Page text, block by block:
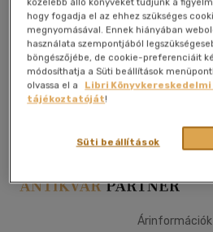
Kívánságlistához adom
kemény kötés|237 oldal
Árinformációk
hogy fogadja el az ehhez szükséges
megnyomásával. Ennek hiányában
használata szempontjából
böngészőjébe, de cookie-preferenciáit
módosíthatja a Süti beállítások
olvassa el a
Libri
tájékoztatóját!
Süti beállítások